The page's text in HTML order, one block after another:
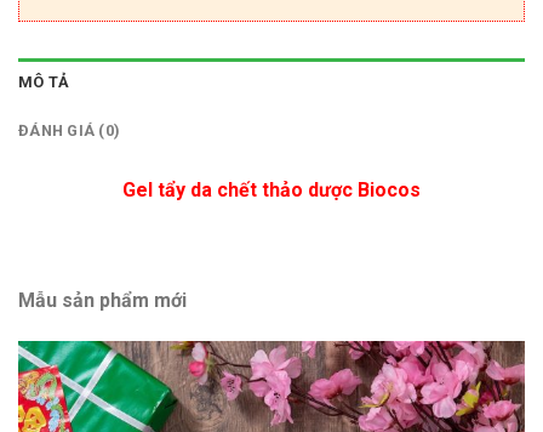
MÔ TẢ
ĐÁNH GIÁ (0)
Gel tẩy da chết thảo dược Biocos
Mẫu sản phẩm mới